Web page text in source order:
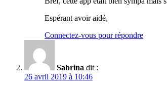
Espérant avoir aidé,
Connectez-vous pour répondre
Sabrina dit :
26 avril 2019 à 10:46